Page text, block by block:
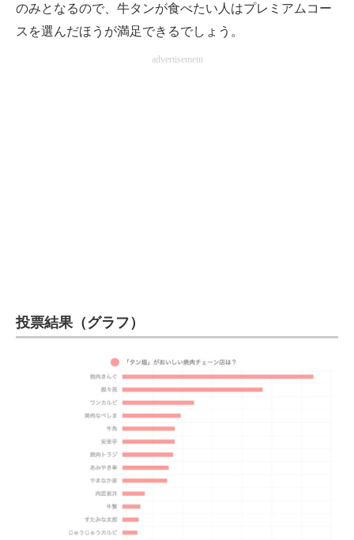
モノづくり技術者専門サイト
のみとなるので、牛タンが食べたい人はプレミアムコー
スを選んだほうが満足できるでしょう。
advertisement
投票結果（グラフ）